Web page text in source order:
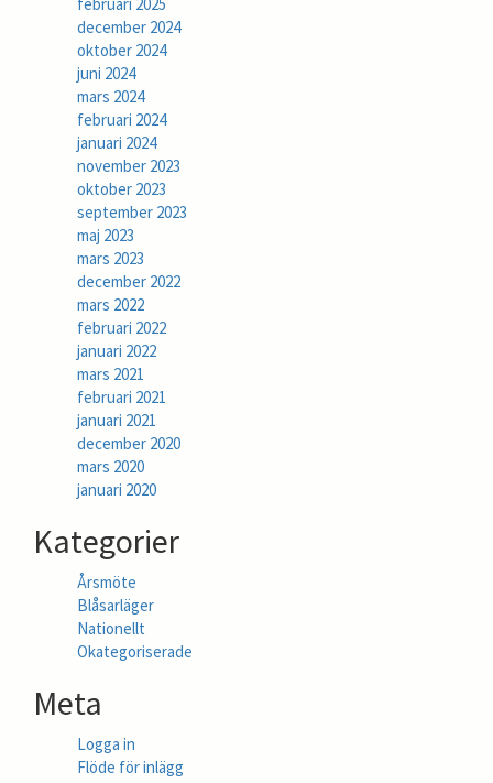
december 2024
oktober 2024
juni 2024
mars 2024
februari 2024
januari 2024
november 2023
oktober 2023
september 2023
maj 2023
mars 2023
december 2022
mars 2022
februari 2022
januari 2022
mars 2021
februari 2021
januari 2021
december 2020
mars 2020
januari 2020
Kategorier
Årsmöte
Blåsarläger
Nationellt
Okategoriserade
Meta
Logga in
Flöde för inlägg